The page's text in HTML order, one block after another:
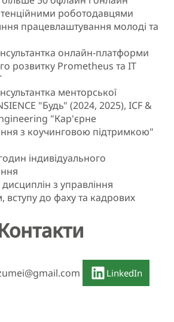
роботодавцями
працевлаштування молоді та
онлайн-платформи
розвитку Prometheus та IT
менторської
"Будь" (2024, 2025), ICF &
"Кар'єрне
з коучинговою підтримкою"
індивідуального
з управління
вступу до фаху та кадрових
LinkedIn